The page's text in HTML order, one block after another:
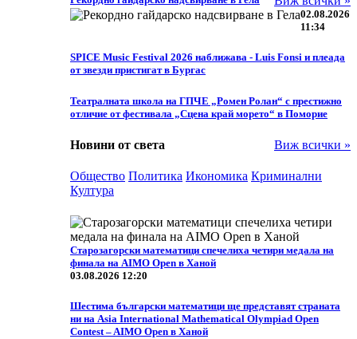
02.08.2026
11:34
SPICE Music Festival 2026 наближава - Luis Fonsi и плеада
от звезди пристигат в Бургас
Театралната школа на ГПЧЕ „Ромен Ролан“ с престижно
отличие от фестивала „Сцена край морето“ в Поморие
Виж всички »
Новини от света
Общество Политика Икономика Криминални
Култура
Старозагорски математици спечелиха четири медала на
финала на AIMO Open в Ханой
03.08.2026 12:20
Шестима български математици ще представят страната
ни на Asia International Mathematical Olympiad Open
Contest – AIMO Open в Ханой